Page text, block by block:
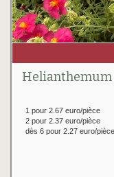
Helianthemum
1 pour 2.67 euro/pièce
2 pour 2.37 euro/pièce
dès 6 pour 2.27 euro/pièce